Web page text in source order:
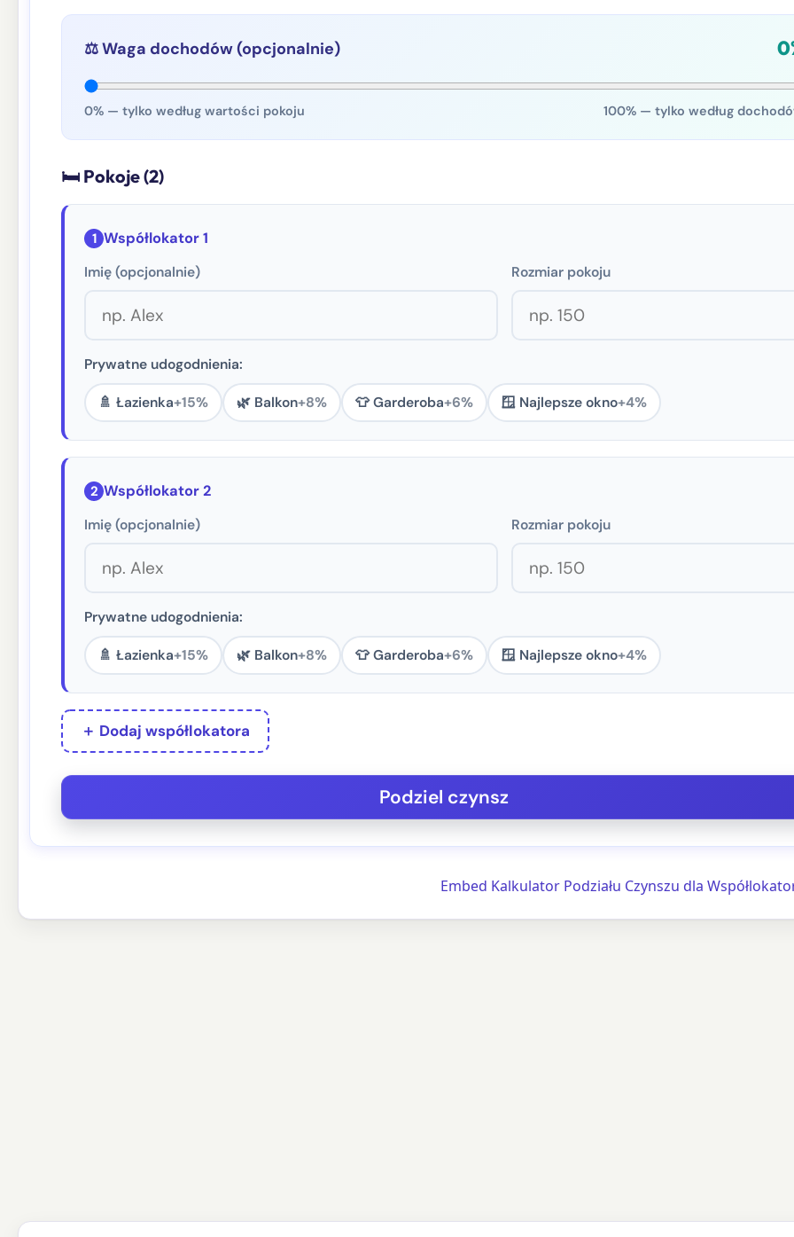
⚖️ Waga dochodów (opcjonalnie)
0% — tylko według wartości pokoju 100% — tylko według
🛏 Pokoje (2)
1 Współlokator 1
Imię (opcjonalnie) Rozmiar pokoju
Prywatne udogodnienia:
🚿 Łazienka+15% 🌿 Balkon+8% 👕 Garderoba+6% 🪟 Najlepsze okno+4%
2 Współlokator 2
Imię (opcjonalnie) Rozmiar pokoju
Prywatne udogodnienia:
🚿 Łazienka+15% 🌿 Balkon+8% 👕 Garderoba+6% 🪟 Najlepsze okno+4%
＋ Dodaj współlokatora
Embed Kalkulator Podziału Czynszu dla